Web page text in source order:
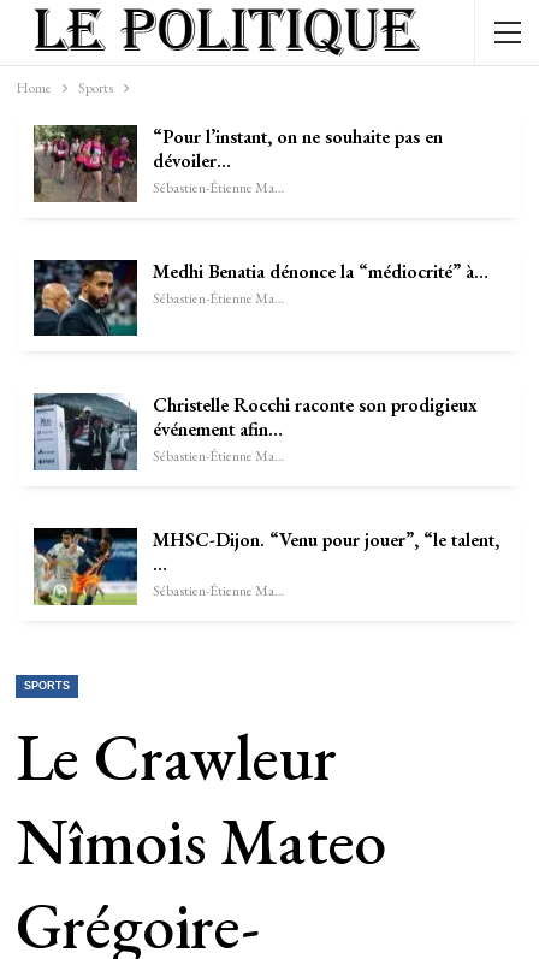
Home Sports
“Pour l’instant, on ne souhaite pas en
dévoiler…
Sébastien-Étienne Marechal
Medhi Benatia dénonce la “médiocrité” à…
Sébastien-Étienne Marechal
Christelle Rocchi raconte son prodigieux
événement afin…
Sébastien-Étienne Marechal
MHSC-Dijon. “Venu pour jouer”, “le talent,
…
Sébastien-Étienne Marechal
SPORTS
Le Crawleur
Nîmois Mateo
Grégoire-